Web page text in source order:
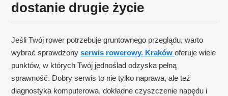
dostanie drugie życie
Jeśli Twój rower potrzebuje gruntownego przeglądu, warto
wybrać sprawdzonyserwis rowerowy. Krakówoferuje wiele
punktów, w których Twój jednoślad odzyska pełną
sprawność. Dobry serwis to nie tylko naprawa, ale też
diagnostyka komputerowa, dokładne czyszczenie napędu i